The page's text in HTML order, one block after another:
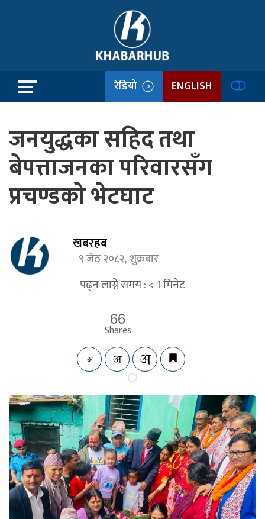
रेडियो ENGLISH
जनयुद्धका सहिद तथा
बेपत्ताजनका परिवारसँग
प्रचण्डको भेटघाट
खबरहब
९ जेठ २०८२, शुक्रबार
पढ्न लाग्ने समय :< 1मिनेट
66
Shares